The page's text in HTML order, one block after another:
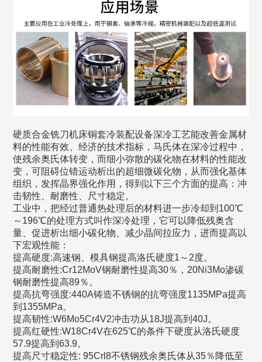
硬质合金铣刀机床铜套冷装配设备深冷工艺能改善金属材
料的性能有效、经济的技术指标，马氏体在深冷过程中，
使残余奥氏体转变，而细小弥散的碳化物在材料的性能改
变，可阻碍位错运动析出的超细微碳化物，从而强化基体
组织，发挥晶界强化作用，得到以下三个方面的提高：冲
击韧性、耐磨性、尺寸稳定。
工业中，把经过普通热处理后的材料进一步冷却到100℃
～196℃的处理方式叫作深冷处理，它可以降低残奥含
量、促进析出细小碳化物、减少晶间拉应力，进而提高以
下宏观性能：
提高硬度:高速钢、模具钢提高洛氏硬度1～2度。
提高耐磨性:Cr12MoV钢耐磨性提高30％，20Ni3Mo渗碳
钢耐磨性提高89％。
提高抗弯强度:440A铸造不锈钢的抗弯强度1135MPa提高
到1355MPa。
提高韧性:W6Mo5Cr4V2冲击功从18J提高到40J。
提高红硬性:W18Cr4V在625℃的条件下硬度从洛氏硬度
57.9提高到63.9。
提高尺寸稳定性: 95Crl8不锈钢残余奥氏体从35％降低至